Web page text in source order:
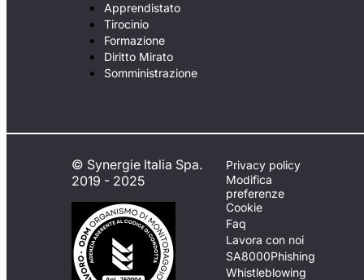
Apprendistato
Tirocinio
Formazione
Diritto Mirato
Somministrazione
© Synergie Italia Spa.
2019 - 2025
Privacy policy
Modifica
preferenze
Cookie
Faq
Lavora con noi
SA8000Phishing
Whistleblowing